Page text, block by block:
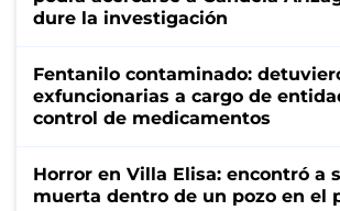
dure la investigación
Fentanilo contaminado:
exfuncionarias a cargo de
control de medicamentos
Horror en Villa Elisa: encontró a
muerta dentro de un pozo en el